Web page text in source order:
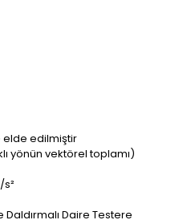
elde edilmiştir
yönün vektörel toplamı)
Daire Testere